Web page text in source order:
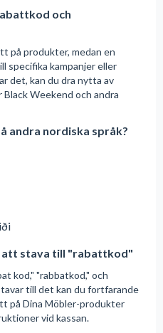
och
på produkter, medan en
specifika kampanjer eller
det, kan du dra nytta av
Weekend och andra
andra nordiska språk?
att stava till "rabattkod"
kod," "rabbatkod," och
till det kan du fortfarande
på Dina Möbler-produkter
vid kassan.